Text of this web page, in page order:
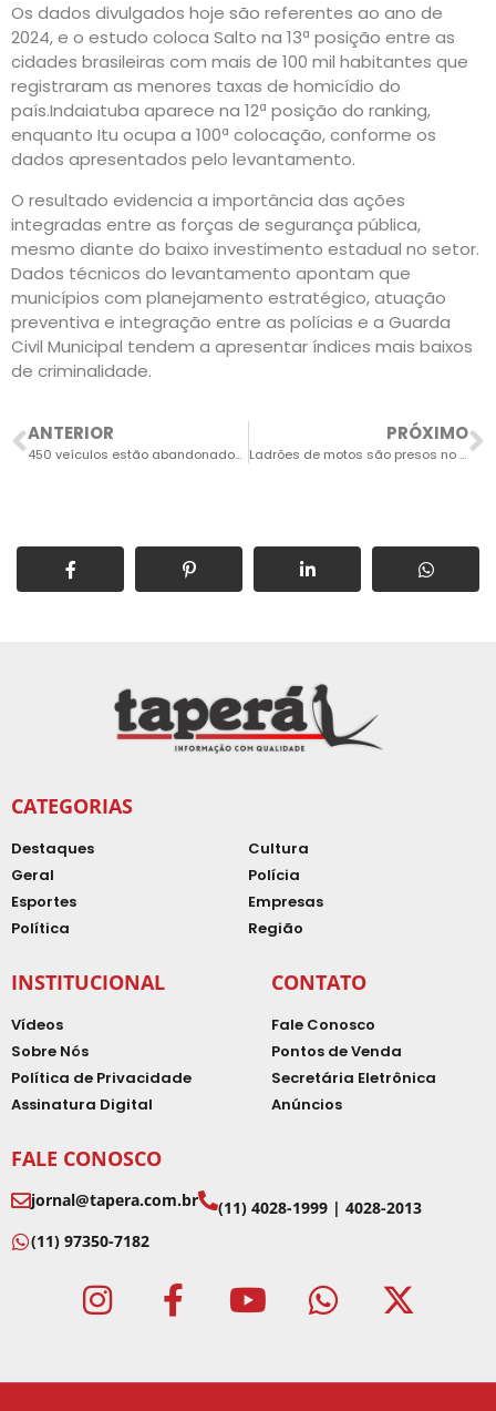
Os dados divulgados hoje são referentes ao ano de
2024, e o estudo coloca Salto na 13ª posição entre as
cidades brasileiras com mais de 100 mil habitantes que
registraram as menores taxas de homicídio do
país.Indaiatuba aparece na 12ª posição do ranking,
enquanto Itu ocupa a 100ª colocação, conforme os
dados apresentados pelo levantamento.
O resultado evidencia a importância das ações
integradas entre as forças de segurança pública,
mesmo diante do baixo investimento estadual no setor.
Dados técnicos do levantamento apontam que
municípios com planejamento estratégico, atuação
preventiva e integração entre as polícias e a Guarda
Civil Municipal tendem a apresentar índices mais baixos
de criminalidade.
ANTERIOR
450 veículos estão abandonados nas vias públicas e Salto não tem alternativa para resolver o problema
PRÓXIMO
Ladrões de motos são presos no Distrito Industrial de Indaiatuba
CATEGORIAS
Destaques
Geral
Esportes
Política
Cultura
Polícia
Empresas
Região
INSTITUCIONAL
Vídeos
Sobre Nós
Política de Privacidade
Assinatura Digital
CONTATO
Fale Conosco
Pontos de Venda
Secretária Eletrônica
Anúncios
FALE CONOSCO
jornal@tapera.com.br
(11) 4028-1999 | 4028-2013
(11) 97350-7182